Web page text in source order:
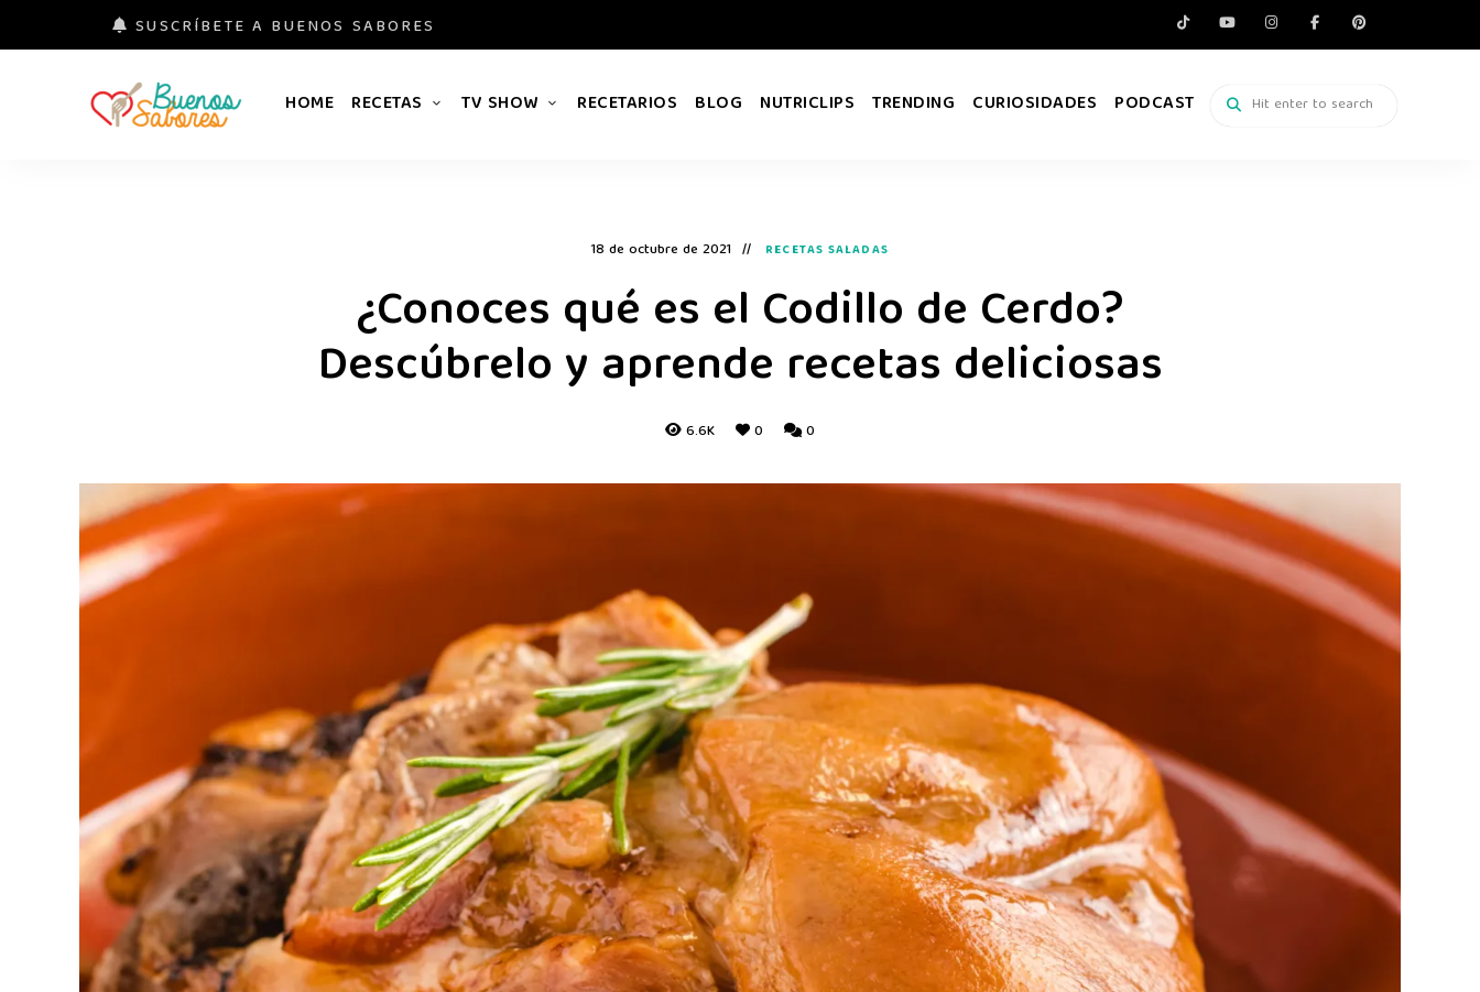
SUSCRÍBETE A BUENOS SABORES
HOME RECETAS TV SHOW RECETARIOS BLOG NUTRICLIPS TRENDING CURIOSIDADES PODCAST
18 de octubre de 2021 RECETAS SALADAS
¿Conoces qué es el Codillo de Cerdo?
Descúbrelo y aprende recetas deliciosas
6.6K 0 0